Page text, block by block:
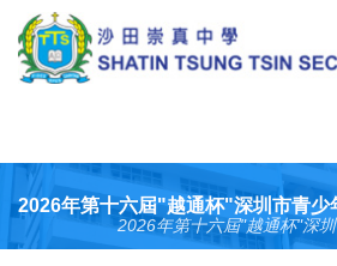
main
content
2026年第十六屆"越通杯"深圳市青少
2026年第十六屆"越通杯"深